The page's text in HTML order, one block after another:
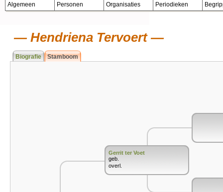
Algemeen Personen Organisaties Periodieken
Hendriena Tervoert
Biografie Stamboom
Gerrit ter Voet
geb.
overl.